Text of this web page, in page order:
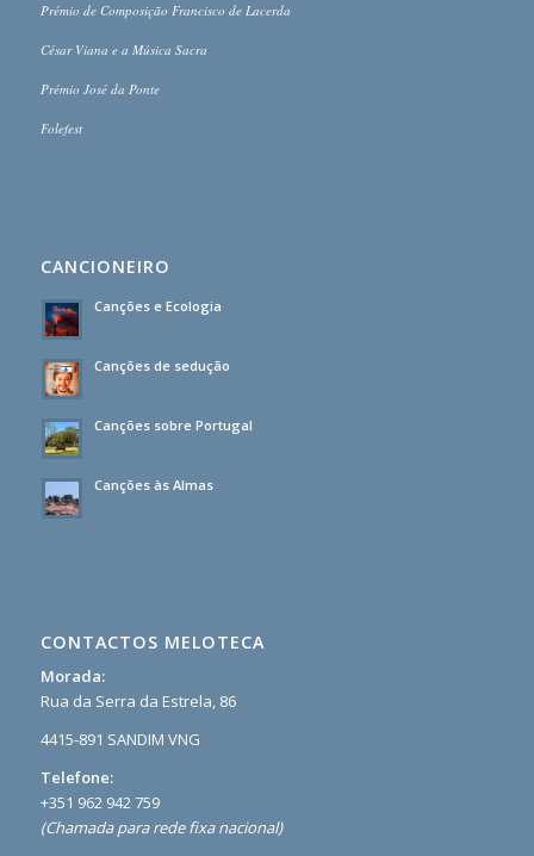
Prémio de Composição Francisco de Lacerda
César Viana e a Música Sacra
Prémio José da Ponte
Folefest
CANCIONEIRO
Canções e Ecologia
Canções de sedução
Canções sobre Portugal
Canções às Almas
CONTACTOS MELOTECA
Morada:
Rua da Serra da Estrela, 86
4415-891 SANDIM VNG
Telefone:
+351 962 942 759
(Chamada para rede fixa nacional)